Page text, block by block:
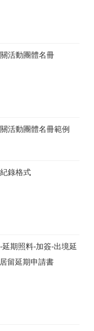
活動團體名冊
活動團體名冊範例
紀錄格式
期照料-加簽-出境延
留延期申請書